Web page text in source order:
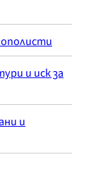
и иск за
и